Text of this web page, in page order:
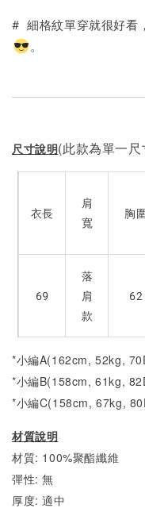
# 細格紋單穿就很好看
。
尺寸說明(此款為單一
衣長
肩
寬
胸
69
落
肩
款
62
*小編A(162cm, 52kg,
*小編B(158cm, 61kg,
*小編C(158cm, 67kg,
材質說明
材質: 100%聚酯纖維
彈性: 無
厚度: 適中